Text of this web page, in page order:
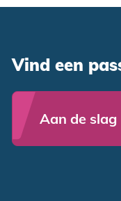
Vind een
Aan de slag